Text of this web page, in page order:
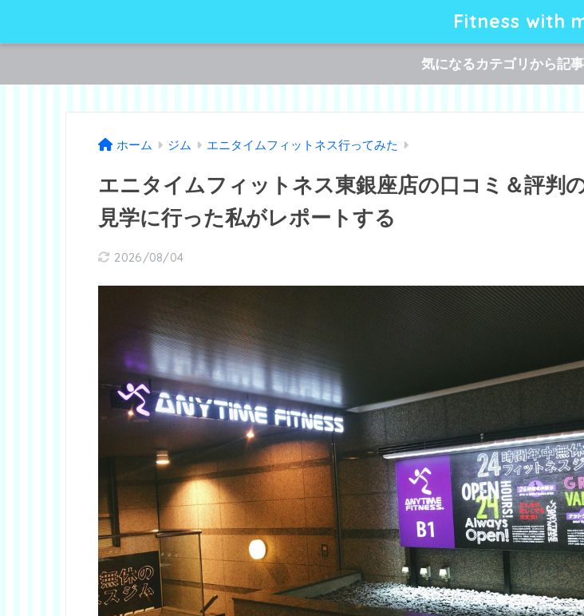
Fitness with
気になるカテゴリから記
ホーム ジム エニタイムフィットネス行ってみた
エニタイムフィットネス東銀座店の口コミ＆評判
見学に行った私がレポートする
2026/08/04